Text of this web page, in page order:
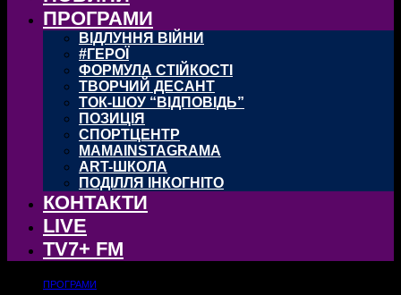
ПРОГРАМИ
ВІДЛУННЯ ВІЙНИ
#ГЕРОЇ
ФОРМУЛА СТІЙКОСТІ
ТВОРЧИЙ ДЕСАНТ
ТОК-ШОУ “ВІДПОВІДЬ”
ПОЗИЦІЯ
СПОРТЦЕНТР
MAMAINSTAGRAMA
ART-ШКОЛА
ПОДІЛЛЯ ІНКОГНІТО
КОНТАКТИ
LIVE
TV7+ FM
ПРОГРАМИ